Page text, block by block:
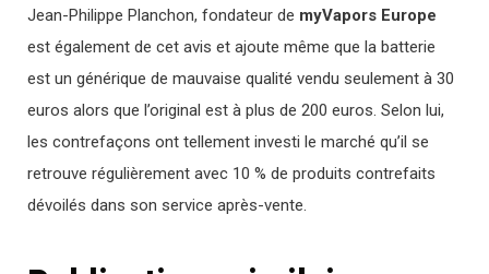
Jean-Philippe Planchon, fondateur de myVapors Europe
est également de cet avis et ajoute même que la batterie
est un générique de mauvaise qualité vendu seulement à 30
euros alors que l’original est à plus de 200 euros. Selon lui,
les contrefaçons ont tellement investi le marché qu’il se
retrouve régulièrement avec 10 % de produits contrefaits
dévoilés dans son service après-vente.